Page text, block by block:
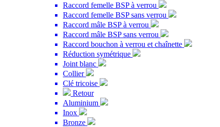
Raccord femelle BSP à verrou
Raccord femelle BSP sans verrou
Raccord mâle BSP à verrou
Raccord mâle BSP sans verrou
Raccord bouchon à verrou et chaînette
Réduction symétrique
Joint blanc
Collier
Clé tricoise
Retour
Aluminium
Inox
Bronze